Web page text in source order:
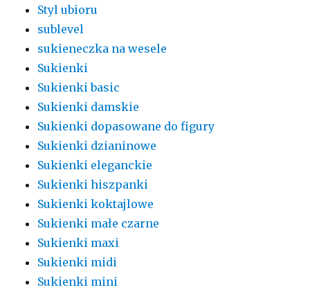
Styl ubioru
sublevel
sukieneczka na wesele
Sukienki
Sukienki basic
Sukienki damskie
Sukienki dopasowane do figury
Sukienki dzianinowe
Sukienki eleganckie
Sukienki hiszpanki
Sukienki koktajlowe
Sukienki małe czarne
Sukienki maxi
Sukienki midi
Sukienki mini